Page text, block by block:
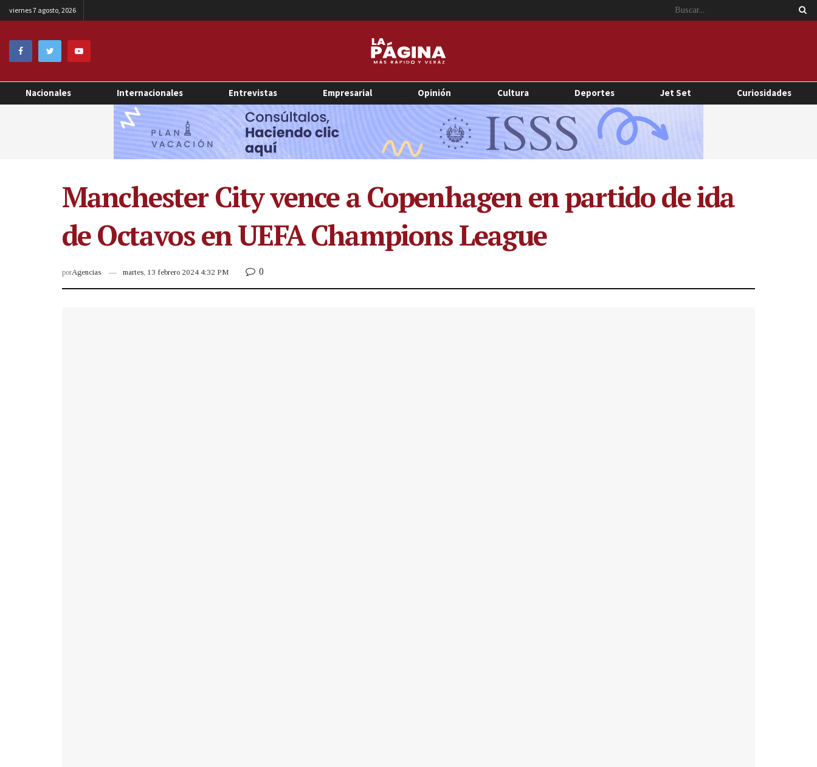
viernes 7 agosto, 2026
Nacionales Internacionales Entrevistas Empresarial Opinión Cultura Deportes Jet Set Curiosidades
Manchester City vence a Copenhagen en partido de ida
de Octavos en UEFA Champions League
porAgencias martes, 13 febrero 2024 4:32 PM 0